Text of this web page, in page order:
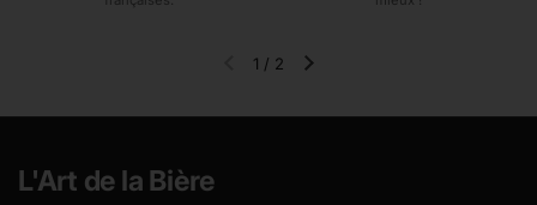
Diapositive précédente
Diapositive suivante
1 / 2
L'Art de la Bière